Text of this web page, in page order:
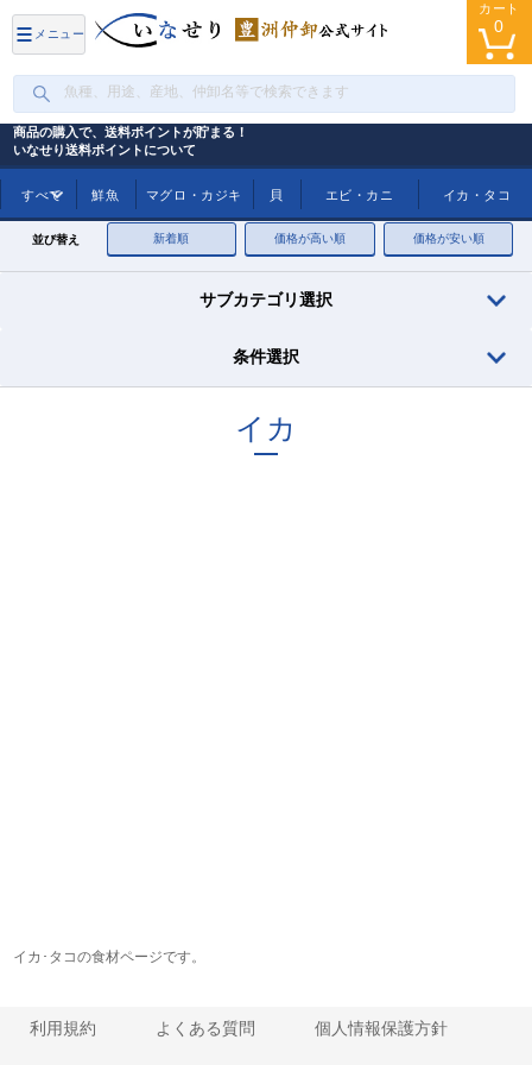
メニュー
カート
0
商品の購入で、送料ポイントが貯まる！
いなせり送料ポイントについて
すべて 鮮魚 マグロ・カジキ 貝 エビ・カニ イカ・タコ
トップ イカ
並び替え 新着順 価格が高い順 価格が安い順
サブカテゴリ選択
条件選択
イカ
イカ･タコの食材ページです。
利用規約 よくある質問 個人情報保護方針